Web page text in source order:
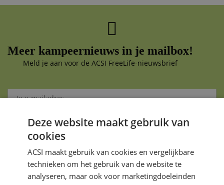
Meer kampeernieuws in je mailbox!
Meld je aan voor de ACSI FreeLife-nieuwsbrief
Aanmelden
Je gegevens zijn veilig en worden niet gedeeld met anderen
Deze website maakt gebruik van
cookies
ACSI maakt gebruik van cookies en vergelijkbare
technieken om het gebruik van de website te
analyseren, maar ook voor marketingdoeleinden